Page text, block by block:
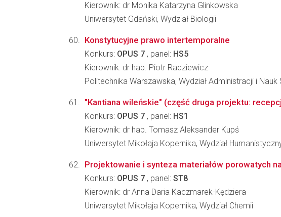
Kierownik: dr Monika Katarzyna Glinkowska
Uniwersytet Gdański, Wydział Biologii
Konstytucyjne prawo intertemporalne
Konkurs: OPUS 7 , panel: HS5
Kierownik: dr hab. Piotr Radziewicz
Politechnika Warszawska, Wydział Administracji i Nauk
"Kantiana wileńskie" (część druga projektu:
Konkurs: OPUS 7 , panel: HS1
Kierownik: dr hab. Tomasz Aleksander Kupś
Uniwersytet Mikołaja Kopernika, Wydział
Projektowanie i synteza materiałów porowatych
Konkurs: OPUS 7 , panel: ST8
Kierownik: dr Anna Daria Kaczmarek-Kędziera
Uniwersytet Mikołaja Kopernika, Wydział Chemii